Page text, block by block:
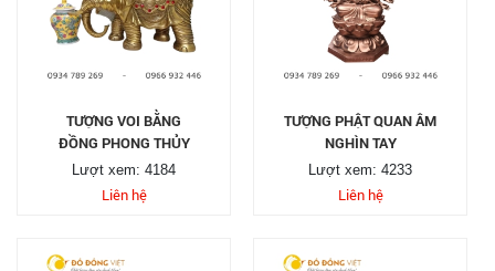
TƯỢNG VOI BẰNG
ĐỒNG PHONG THỦY
Lượt xem: 4184
Liên hệ
TƯỢNG PHẬT QUAN ÂM
NGHÌN TAY
Lượt xem: 4233
Liên hệ